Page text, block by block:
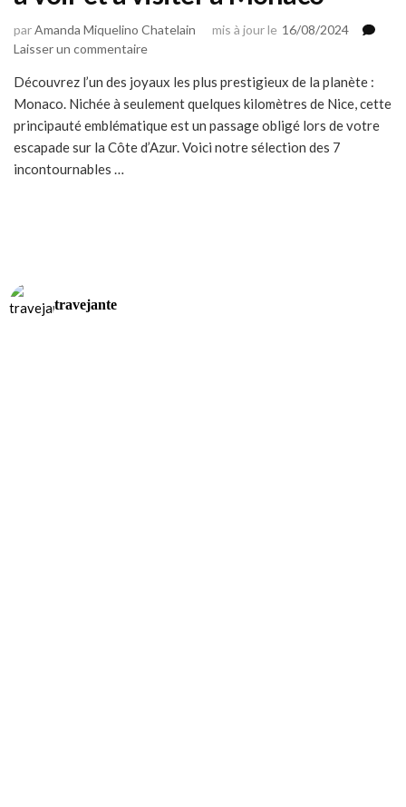
parAmanda Miquelino Chatelain mis à jour le 16/08/2024
Laisser un commentairesur
les
7
spots incontournables
à
Découvrez l’un des joyaux les plus prestigieux de la planète :
Monaco. Nichée à seulement quelques kilomètres de Nice, cette
principauté emblématique est un passage obligé lors de votre
escapade sur la Côte d’Azur. Voici notre sélection des 7
incontournables …
travejante